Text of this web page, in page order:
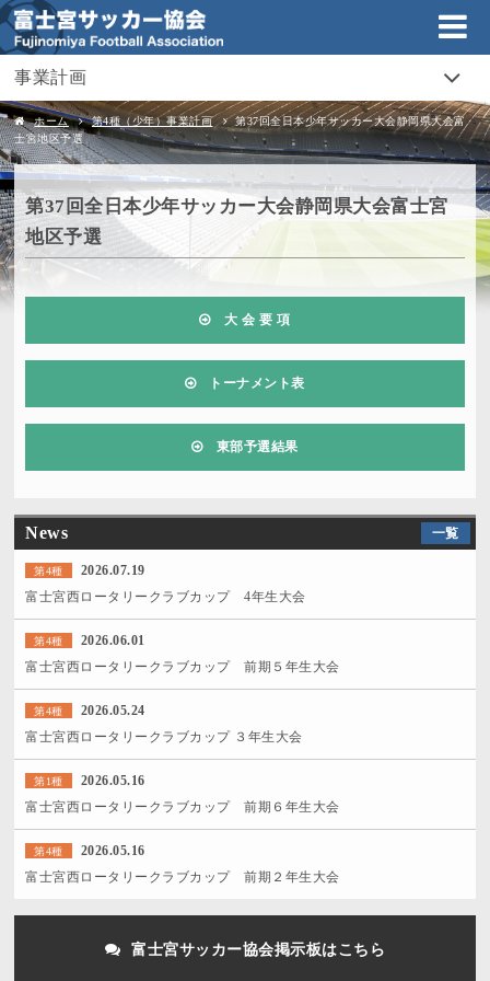
事業計画
ホーム 第4種（少年）事業計画
第37回全日本少年サッカー大会静岡県大会富
士宮地区予選
第37回全日本少年サッカー大会静岡県大会富士宮
地区予選
大 会 要 項
トーナメント表
東部予選結果
News 一覧
第4種
2026.07.19
富士宮西ロータリークラブカップ 4年生大会
第4種
2026.06.01
富士宮西ロータリークラブカップ 前期５年生大会
第4種
2026.05.24
富士宮西ロータリークラブカップ ３年生大会
第1種
2026.05.16
富士宮西ロータリークラブカップ 前期６年生大会
第4種
2026.05.16
富士宮西ロータリークラブカップ 前期２年生大会
富士宮サッカー協会掲示板はこちら